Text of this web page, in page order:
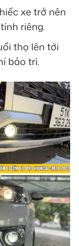
xe trở nên
riêng.
thọ lên tới
bảo trì.